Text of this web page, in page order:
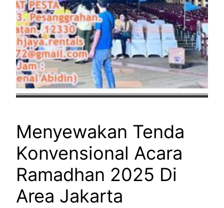
Menyewakan Tenda
Konvensional Acara
Ramadhan 2025 Di
Area Jakarta